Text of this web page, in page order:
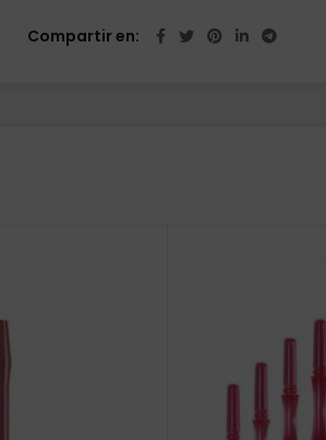
Compartir en